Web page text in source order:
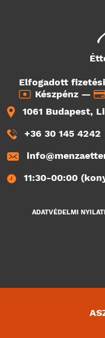
Elfogadott
Készpénz —
1061 Budapest,
+36 30 145 4242
11:30-00:00
ADATVÉDELMI